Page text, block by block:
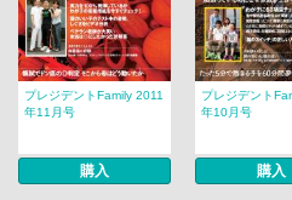
プレジデントFamily 2011
年11月号
購入
プレジデント
年10月号
購入